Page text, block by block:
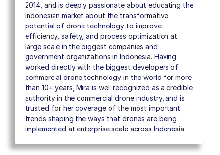
2014, and is deeply passionate about educating the
Indonesian market about the transformative
potential of drone technology to improve
efficiency, safety, and process optimization at
large scale in the biggest companies and
government organizations in Indonesia. Having
worked directly with the biggest developers of
commercial drone technology in the world for more
than 10+ years, Mira is well recognized as a credible
authority in the commercial drone industry, and is
trusted for her coverage of the most important
trends shaping the ways that drones are being
implemented at enterprise scale across Indonesia.